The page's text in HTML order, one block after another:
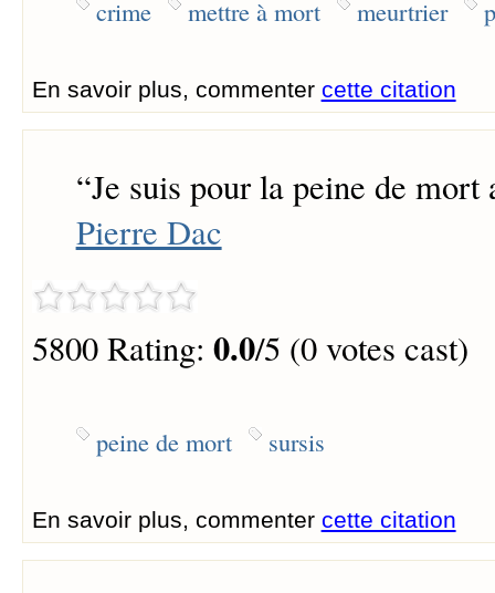
crime mettre à mort meurtrier
En savoir plus, commenter cette citation
“Je suis pour la peine de mort
Pierre Dac
5800 Rating: 0.0/5 (0 votes cast)
peine de mort sursis
En savoir plus, commenter cette citation